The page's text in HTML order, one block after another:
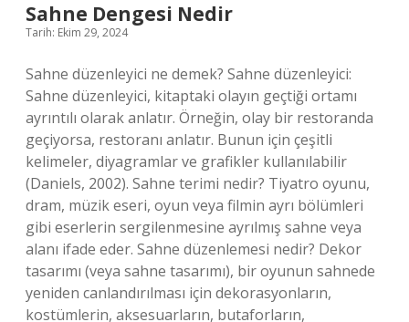
Sahne Dengesi Nedir
Tarih: Ekim 29, 2024
Sahne düzenleyici ne demek? Sahne düzenleyici:
Sahne düzenleyici, kitaptaki olayın geçtiği ortamı
ayrıntılı olarak anlatır. Örneğin, olay bir restoranda
geçiyorsa, restoranı anlatır. Bunun için çeşitli
kelimeler, diyagramlar ve grafikler kullanılabilir
(Daniels, 2002). Sahne terimi nedir? Tiyatro oyunu,
dram, müzik eseri, oyun veya filmin ayrı bölümleri
gibi eserlerin sergilenmesine ayrılmış sahne veya
alanı ifade eder. Sahne düzenlemesi nedir? Dekor
tasarımı (veya sahne tasarımı), bir oyunun sahnede
yeniden canlandırılması için dekorasyonların,
kostümlerin, aksesuarların, butaforların,